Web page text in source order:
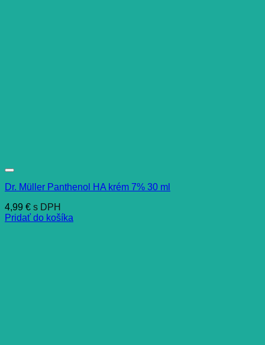
Dr. Müller Panthenol HA krém 7% 30 ml
4,99 € s DPH
Pridať do košíka